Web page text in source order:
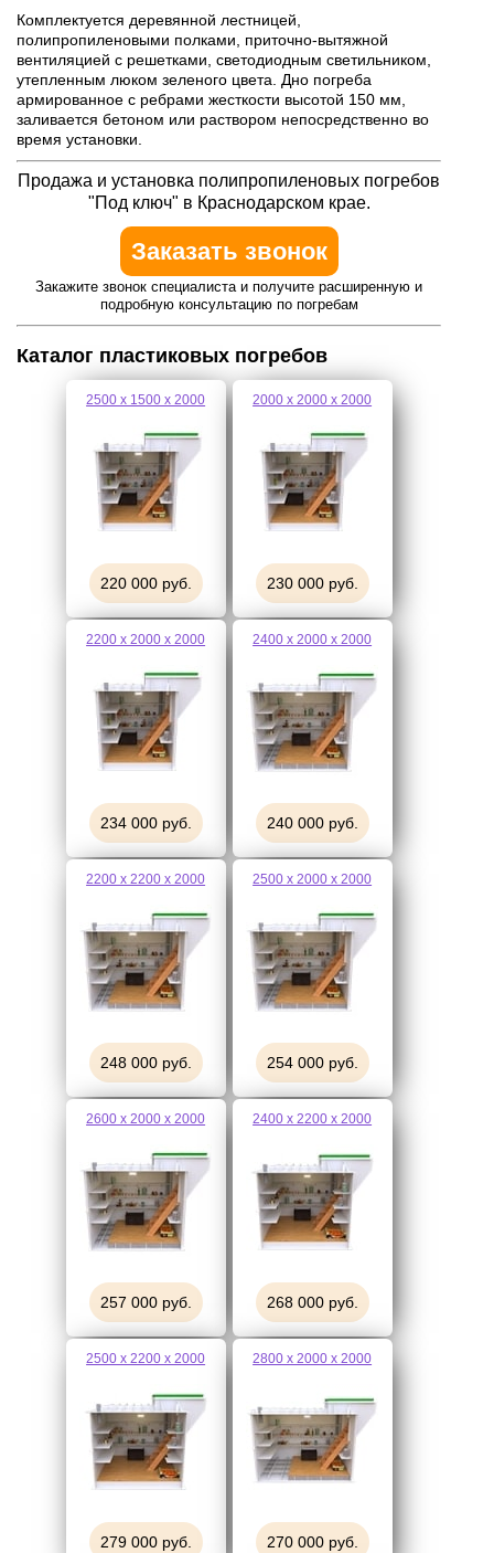
Комплектуется деревянной лестницей,
полипропиленовыми полками, приточно-вытяжной
вентиляцией с решетками, светодиодным светильником,
утепленным люком зеленого цвета. Дно погреба
армированное с ребрами жесткости высотой 150 мм,
заливается бетоном или раствором непосредственно во
время установки.
Продажа и установка полипропиленовых погребов
"Под ключ" в Краснодарском крае.
Заказать звонок
Закажите звонок специалиста и получите расширенную и
подробную консультацию по погребам
Каталог пластиковых погребов
2500 х 1500 х 2000
220 000 руб.
2000 х 2000 х 2000
230 000 руб.
2200 х 2000 х 2000
234 000 руб.
2400 х 2000 х 2000
240 000 руб.
2200 х 2200 х 2000
248 000 руб.
2500 х 2000 х 2000
254 000 руб.
2600 х 2000 х 2000
257 000 руб.
2400 х 2200 х 2000
268 000 руб.
2500 х 2200 х 2000
279 000 руб.
2800 х 2000 х 2000
270 000 руб.